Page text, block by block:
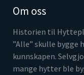
Om oss
Historien til
”Alle” skulle bygge
kunnskapen.
mange hytter ble